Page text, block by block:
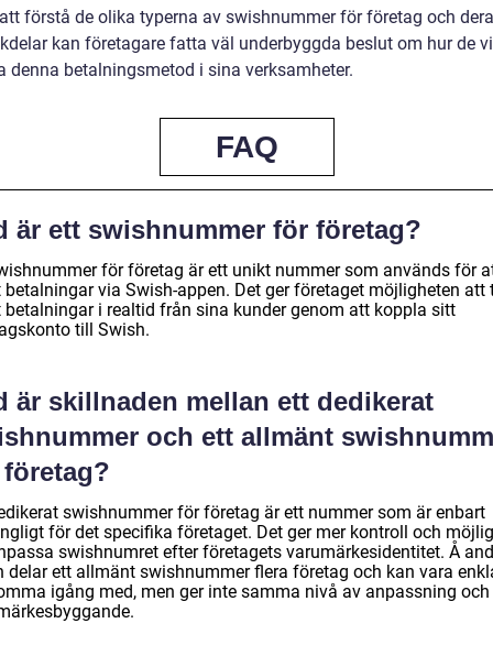
förstå de olika typerna av swishnummer för företag och
kan företagare fatta väl underbyggda beslut om hur de
denna betalningsmetod i sina verksamheter.
FAQ
är ett swishnummer för företag?
för företag är ett unikt nummer som används för
betalningar via Swish-appen. Det ger företaget möjligheten att
betalningar i realtid från sina kunder genom att koppla sitt
till Swish.
är skillnaden mellan ett dedikerat
och ett allmänt
swishnummer för företag är ett nummer som är enbart
för det specifika företaget. Det ger mer kontroll och
swishnumret efter företagets varumärkesidentitet. Å
delar ett allmänt swishnummer flera företag och kan vara
igång med, men ger inte samma nivå av anpassning och